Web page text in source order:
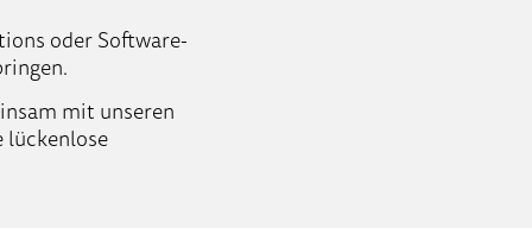
oder Software-
mit unseren
lückenlose